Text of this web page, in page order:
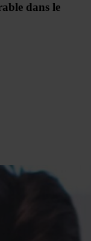
dans le